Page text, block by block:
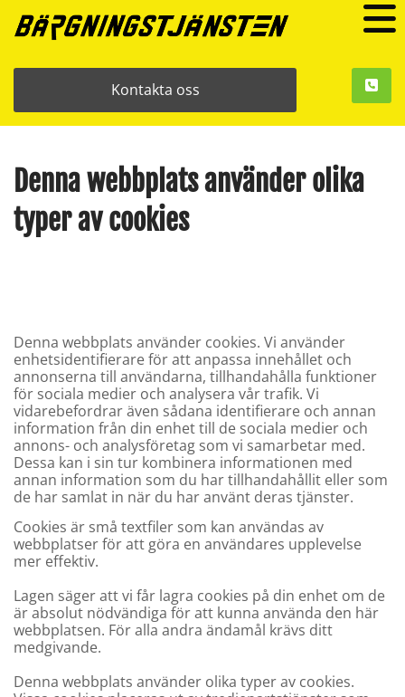
Kontakta oss
Denna webbplats använder olika
typer av cookies
Denna webbplats använder cookies. Vi använder
enhetsidentifierare för att anpassa innehållet och
annonserna till användarna, tillhandahålla funktioner
för sociala medier och analysera vår trafik. Vi
vidarebefordrar även sådana identifierare och annan
information från din enhet till de sociala medier och
annons- och analysföretag som vi samarbetar med.
Dessa kan i sin tur kombinera informationen med
annan information som du har tillhandahållit eller som
de har samlat in när du har använt deras tjänster.
Cookies är små textfiler som kan användas av
webbplatser för att göra en användares upplevelse
mer effektiv.
Lagen säger att vi får lagra cookies på din enhet om de
är absolut nödvändiga för att kunna använda den här
webbplatsen. För alla andra ändamål krävs ditt
medgivande.
Denna webbplats använder olika typer av cookies.